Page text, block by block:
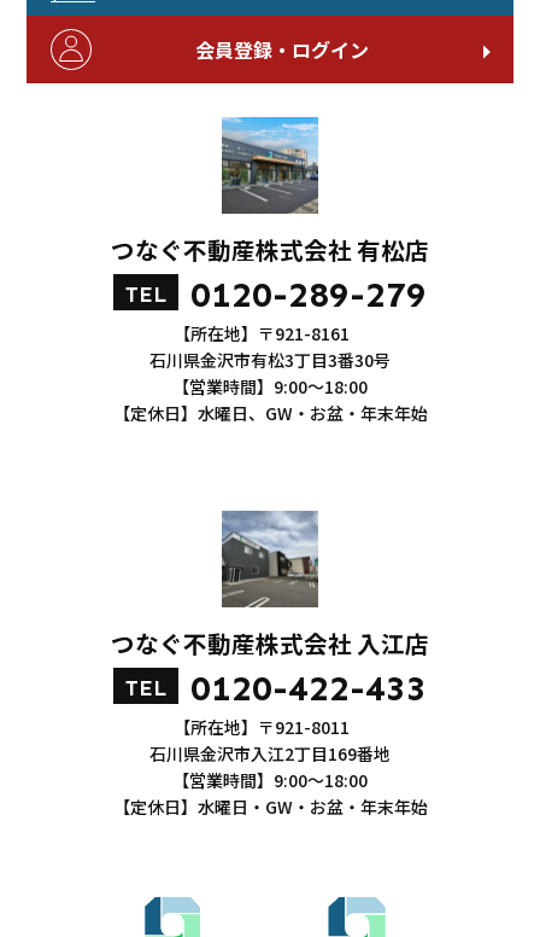
会員登録・ログイン
つなぐ不動産株式会社 有松店
TEL 0120-289-279
【所在地】〒921-8161
石川県金沢市有松3丁目3番30号
【営業時間】9:00～18:00
【定休日】水曜日、GW・お盆・年末年始
つなぐ不動産株式会社 入江店
TEL 0120-422-433
【所在地】〒921-8011
石川県金沢市入江2丁目169番地
【営業時間】9:00～18:00
【定休日】水曜日・GW・お盆・年末年始